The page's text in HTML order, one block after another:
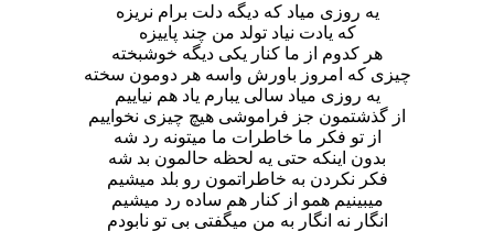
یه روزی میاد که دیگه دلت برام نریزه
که یادت نیاد تولد من چند پاییزه
هر کدوم از ما کنار یکی دیگه خوشبخته
چیزی که امروز باورش واسه هر دومون سخته
یه روزی میاد سالی یبارم یاد هم نیاییم
از گذشتمون جز فراموشی هیچ چیزی نخواییم
از تو فکر ما خاطرات ما میتونه رد شه
بدون اینکه حتی یه لحظه حالمون بد شه
فکر نکردن به خاطراتمون رو بلد میشیم
میبینیم همو از کنار هم ساده رد میشیم
انگار نه انگار به من میگفتی بی تو نابودم